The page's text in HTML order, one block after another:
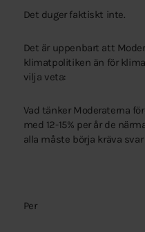
Det duger faktiskt inte.
Det är uppenbart att
klimatpolitiken än för
vilja veta:
Vad tänker Moderaterna
med 12-15% per år de
alla måste börja kräva svar
Per